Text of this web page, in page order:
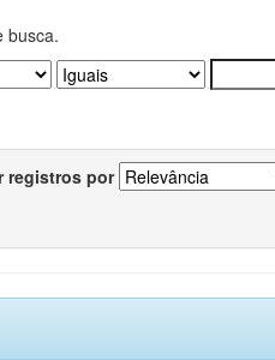
busca.
registros por